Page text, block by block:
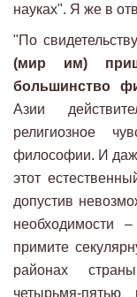
науках". Я же в
"По
(мир им)
большинство
Азии
религиозное
философии. И
этот
допустив
необходимости
примите
районах
четырьмя-